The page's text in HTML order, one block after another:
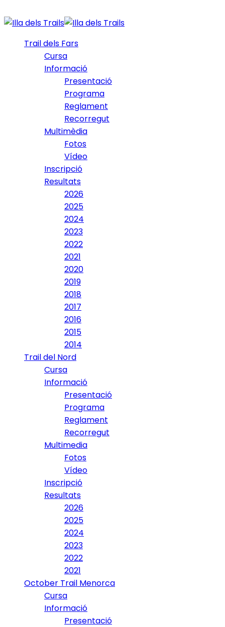
Trail dels Fars
Cursa
Informació
Presentació
Programa
Reglament
Recorregut
Multimèdia
Fotos
Vídeo
Inscripció
Resultats
2026
2025
2024
2023
2022
2021
2020
2019
2018
2017
2016
2015
2014
Trail del Nord
Cursa
Informació
Presentació
Programa
Reglament
Recorregut
Multimedia
Fotos
Vídeo
Inscripció
Resultats
2026
2025
2024
2023
2022
2021
October Trail Menorca
Cursa
Informació
Presentació